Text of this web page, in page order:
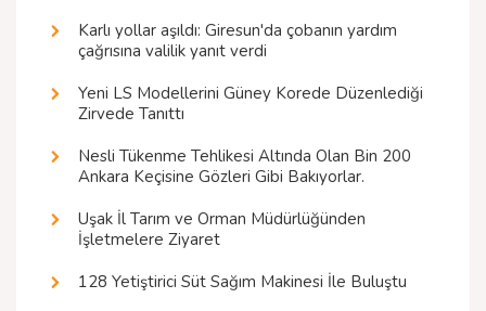
Karlı yollar aşıldı: Giresun'da çobanın yardım
çağrısına valilik yanıt verdi
Yeni LS Modellerini Güney Korede Düzenlediği
Zirvede Tanıttı
Nesli Tükenme Tehlikesi Altında Olan Bin 200
Ankara Keçisine Gözleri Gibi Bakıyorlar.
Uşak İl Tarım ve Orman Müdürlüğünden
İşletmelere Ziyaret
128 Yetiştirici Süt Sağım Makinesi İle Buluştu